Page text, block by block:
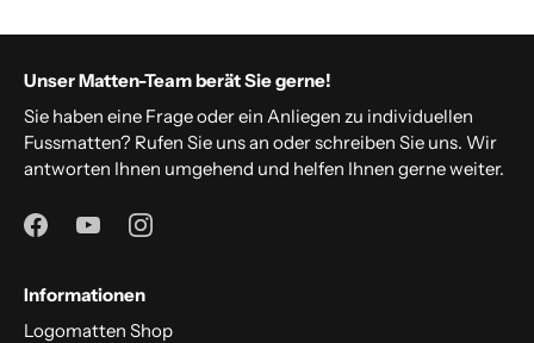
Unser Matten-Team berät Sie gerne!
Sie haben eine Frage oder ein Anliegen zu individuellen
Fussmatten? Rufen Sie uns an oder schreiben Sie uns. Wir
antworten Ihnen umgehend und helfen Ihnen gerne weiter.
Informationen
Logomatten Shop